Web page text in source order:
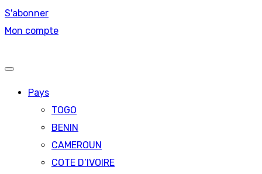
S'abonner
Mon compte
Pays
TOGO
BENIN
CAMEROUN
COTE D’IVOIRE